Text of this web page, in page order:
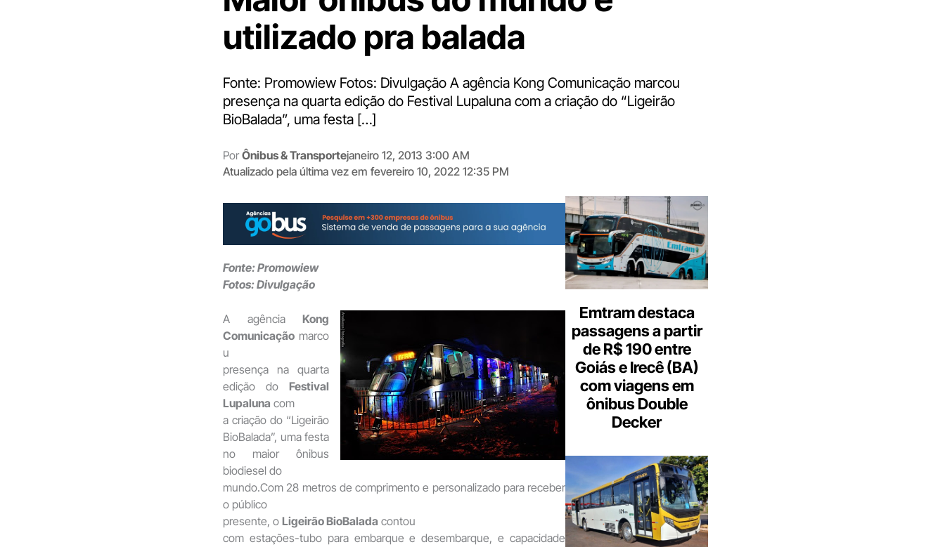
utilizado pra balada
Fonte: Promowiew Fotos: Divulgação A agência Kong Comunicação marcou
presença na quarta edição do Festival Lupaluna com a criação do “Ligeirão
BioBalada”, uma festa […]
Por Ônibus & Transportejaneiro 12, 2013 3:00 AM
Atualizado pela última vez em fevereiro 10, 2022 12:35 PM
Fonte: Promowiew
Fotos: Divulgação
A agência Kong
Comunicação marco
u
presença na quarta
edição do Festival
Lupaluna com
a criação do “Ligeirão
BioBalada”, uma festa
no maior ônibus
biodiesel do
mundo.Com 28 metros de comprimento e personalizado para receber
o público
presente, o Ligeirão BioBalada contou
com estações-tubo para embarque e desembarque, e capacidade
Emtram destaca
passagens a partir
de R$ 190 entre
Goiás e Irecê (BA)
com viagens em
ônibus Double
Decker
Digite
aqui
o
seu
mail